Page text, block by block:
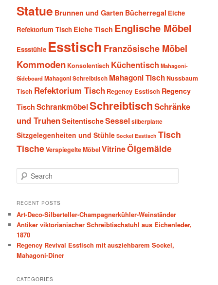
Statue Brunnen und Garten Bücherregal Eiche
Refektorium Tisch Eiche Tisch Englische Möbel
Essstühle Esstisch Französische Möbel
Kommoden Konsolentisch Küchentisch Mahagoni-
SideboardMahagoni Schreibtisch Mahagoni TischNussbaum
Tisch Refektorium Tisch Regency Esstisch Regency
Tisch SchrankmöbelSchreibtischSchränke
und TruhenSeitentischeSesselsilberplatte
Sitzgelegenheiten und Stühle Sockel Esstisch Tisch
TischeVerspiegelte MöbelVitrineÖlgemälde
e
r
h
RECENT POSTS
Art-Deco-Silberteller-Champagnerkühler-Weinständer
Antiker viktorianischer Schreibtischstuhl aus Eichenleder,
1870
Regency Revival Esstisch mit ausziehbarem Sockel,
Mahagoni-Diner
CATEGORIES